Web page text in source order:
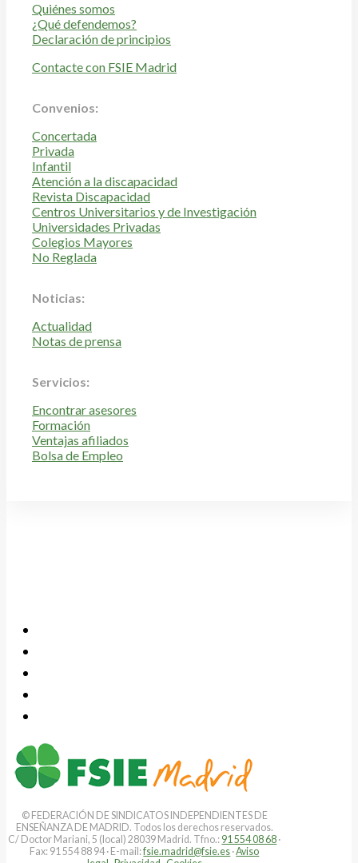
Quiénes somos
¿Qué defendemos?
Declaración de principios
Contacte con FSIE Madrid
Convenios:
Concertada
Privada
Infantil
Atención a la discapacidad
Revista Discapacidad
Centros Universitarios y de Investigación
Universidades Privadas
Colegios Mayores
No Reglada
Noticias:
Actualidad
Notas de prensa
Servicios:
Encontrar asesores
Formación
Ventajas afiliados
Bolsa de Empleo
© FEDERACIÓN DE SINDICATOS INDEPENDIENTES DE
ENSEÑANZA DE MADRID. Todos los derechos reservados.
C/ Doctor Mariani, 5 (local) 28039 Madrid. Tfno.: 91 554 08 68 ·
Fax: 91 554 88 94 · E-mail:fsie.madrid@fsie.es ·Aviso